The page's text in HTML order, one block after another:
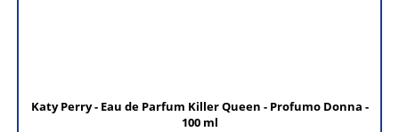
Katy Perry - Eau de Parfum Killer Queen - Profumo Donna -
100 ml